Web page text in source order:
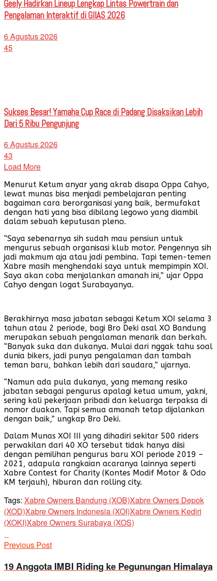
Geely Hadirkan Lineup Lengkap Lintas Powertrain dan
Pengalaman Interaktif di GIIAS 2026
6 Agustus 2026
45
Sukses Besar! Yamaha Cup Race di Padang Disaksikan Lebih
Dari 5 Ribu Pengunjung
6 Agustus 2026
43
Load More
Menurut Ketum anyar yang akrab disapa Oppa Cahyo,
lewat munas bisa menjadi pembelajaran penting
bagaiman cara berorganisasi yang baik, bermufakat
dengan hati yang bisa dibilang legowo yang diambil
dalam sebuah keputusan pleno.
“Saya sebenarnya sih sudah mau pensiun untuk
mengurus sebuah organisasi klub motor. Pengennya sih
jadi makmum aja atau jadi pembina. Tapi temen-temen
Xabre masih menghendaki saya untuk mempimpin XOI.
Saya akan coba menjalankan amanah ini,” ujar Oppa
Cahyo dengan logat Surabayanya.
Berakhirnya masa jabatan sebagai Ketum XOI selama 3
tahun atau 2 periode, bagi Bro Deki asal XO Bandung
merupakan sebuah pengalaman menarik dan berkah.
“Banyak suka dan dukanya. Mulai dari nggak tahu soal
dunia bikers, jadi punya pengalaman dan tambah
teman baru, bahkan lebih dari saudara,” ujarnya.
“Namun ada pula dukanya, yang memang resiko
jabatan sebagai pengurus apalagi ketua umum, yakni,
sering kali pekerjaan pribadi dan keluarga terpaksa di
nomor duakan. Tapi semua amanah tetap dijalankan
dengan baik,” ungkap Bro Deki.
Dalam Munas XOI III yang dihadiri sekitar 500 riders
perwakilan dari 40 XO tersebut tidak hanya diisi
dengan pemilihan pengurus baru XOI periode 2019 –
2021, adapula rangkaian acaranya lainnya seperti
Xabre Contest for Charity (Kontes Modif Motor & Odo
KM terjauh), hiburan dan rolling city.
Tags: Xabre Owners Bandung (XOB)Xabre Owners Depok
(XOD)Xabre Owners Indonesia (XOI)Xabre Owners Kediri
(XOKI)Xabre Owners Surabaya (XOS)
Previous Post
19 Anggota IMBI Riding ke Pegunungan Himalaya